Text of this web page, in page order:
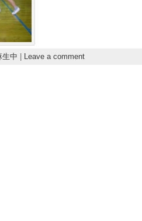
生中 Leave a comment